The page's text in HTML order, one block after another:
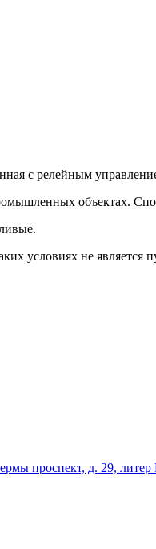
с релейным
объектах.
условиях не
проспект, д. 29,